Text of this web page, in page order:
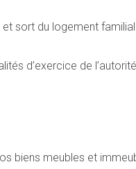
sort du logement familial
d’exercice de
biens meubles et